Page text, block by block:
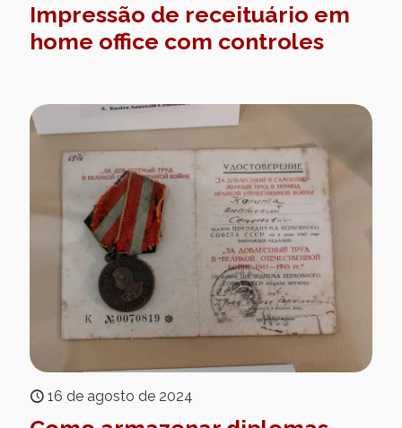
Impressão de receituário em
home office com controles
16 de agosto de 2024